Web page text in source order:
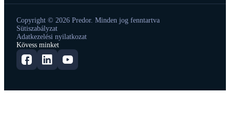
Copyright © 2026 Predor. Minden jog fenntartva
Sütiszabályzat
Adatkezelési nyilatkozat
Kövess minket